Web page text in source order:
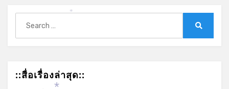
for:
::สื่อเรื่องล่าสุด::